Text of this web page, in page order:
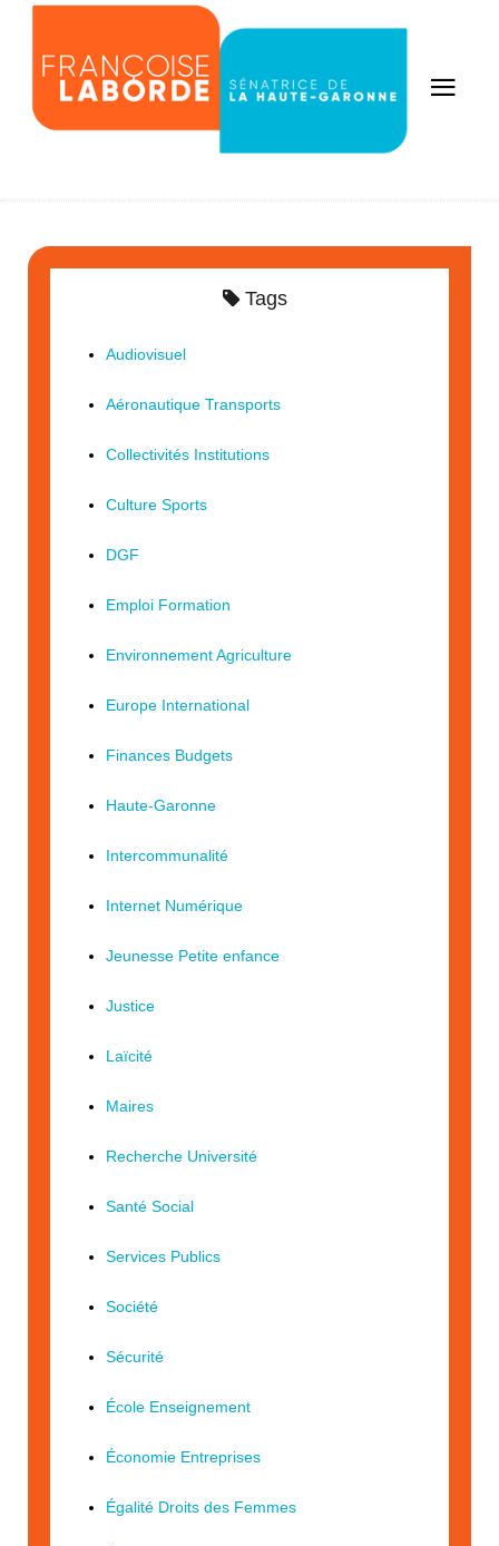
Tags
Audiovisuel
Aéronautique Transports
Collectivités Institutions
Culture Sports
DGF
Emploi Formation
Environnement Agriculture
Europe International
Finances Budgets
Haute-Garonne
Intercommunalité
Internet Numérique
Jeunesse Petite enfance
Justice
Laïcité
Maires
Recherche Université
Santé Social
Services Publics
Société
Sécurité
École Enseignement
Économie Entreprises
Égalité Droits des Femmes